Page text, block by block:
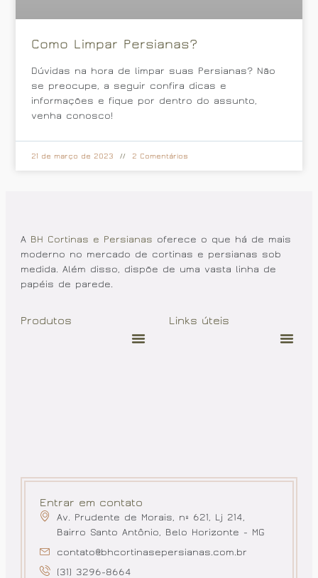
Como Limpar Persianas?
Dúvidas na hora de limpar suas Persianas? Não
se preocupe, a seguir confira dicas e
informações e fique por dentro do assunto,
venha conosco!
21 de março de 2023 2 Comentários
A BH Cortinas e Persianas oferece o que há de mais
moderno no mercado de cortinas e persianas sob
medida. Além disso, dispõe de uma vasta linha de
papéis de parede.
Produtos Links úteis
Entrar em contato
Av. Prudente de Morais, nº 621, Lj 214,
Bairro Santo Antônio, Belo Horizonte - MG
contato@bhcortinasepersianas.com.br
(31) 3296-8664